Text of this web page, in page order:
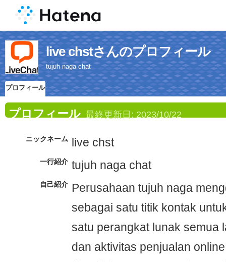
live chstさんのプロフィール
tujuh naga chat
プロフィール
プロフィール 最終更新日: 2023/10/22
ニックネーム live chst
一行紹介 tujuh naga chat
自己紹介 Perusahaan tujuh naga
sebagai satu titik kontak
satu perangkat lunak semua
dan aktivitas penjualan